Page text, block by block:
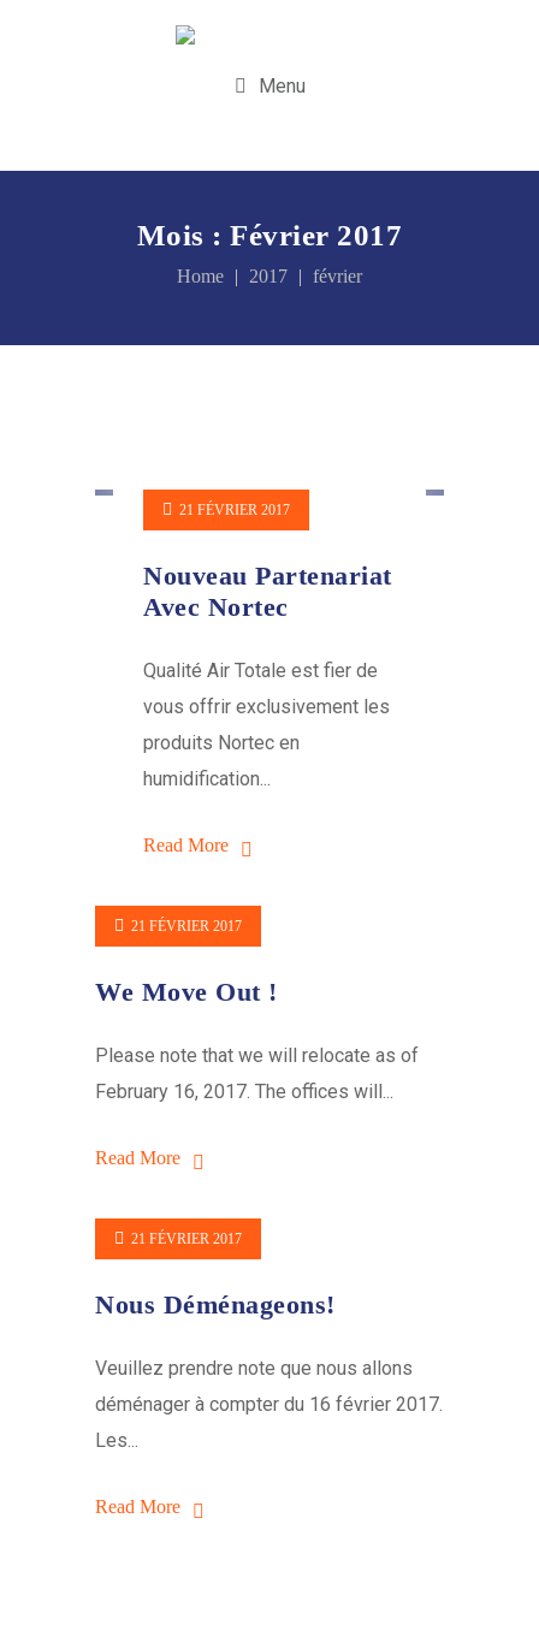
Menu
Mois :Février 2017
Home 2017 février
21 FÉVRIER 2017
Nouveau Partenariat
Avec Nortec
Qualité Air Totale est fier de
vous offrir exclusivement les
produits Nortec en
humidification...
Read More
21 FÉVRIER 2017
We Move Out !
Please note that we will relocate as of
February 16, 2017. The offices will...
Read More
21 FÉVRIER 2017
Nous Déménageons!
Veuillez prendre note que nous allons
déménager à compter du 16 février 2017.
Les...
Read More